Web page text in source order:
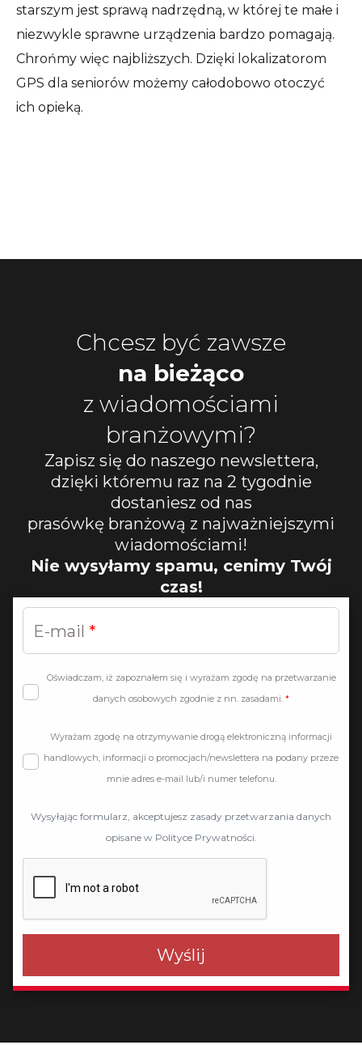
starszym jest sprawą nadrzędną, w której te małe i
niezwykle sprawne urządzenia bardzo pomagają.
Chrońmy więc najbliższych. Dzięki lokalizatorom
GPS dla seniorów możemy całodobowo otoczyć
ich opieką.
Chcesz być zawsze
na bieżąco
z wiadomościami
branżowymi?
Zapisz się do naszego newslettera,
dzięki któremu raz na 2 tygodnie
dostaniesz od nas
prasówkę branżową z najważniejszymi
wiadomościami!
Nie wysyłamy spamu, cenimy Twój
czas!
E-mail
Oświadczam, iż zapoznałem się i wyrażam zgodę na przetwarzanie
danych osobowych zgodnie z nn. zasadami.
Wyrażam zgodę na otrzymywanie drogą elektroniczną informacji
handlowych, informacji o promocjach/newslettera na podany przeze
mnie adres e-mail lub/i numer telefonu.
Wysyłając formularz, akceptujesz zasady przetwarzania danych
opisane w Polityce Prywatności.
Wyślij